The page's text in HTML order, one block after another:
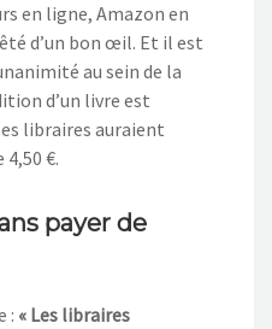
en ligne, Amazon en
d’un bon œil. Et il est
au sein de la
d’un livre est
es libraires auraient
4,50 €.
payer de
: « Les libraires